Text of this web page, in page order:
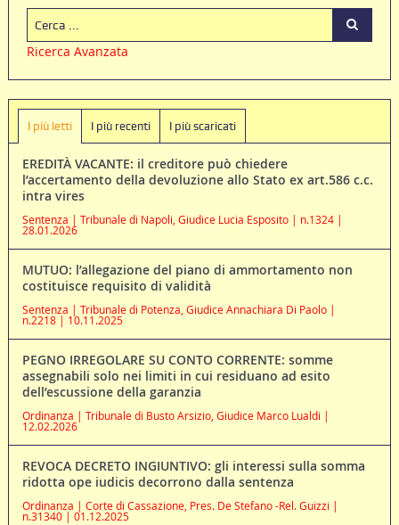
Ricerca Avanzata
I più letti I più recenti I più scaricati
EREDITÀ VACANTE: il creditore può chiedere
l’accertamento della devoluzione allo Stato ex art.586 c.c.
intra vires
Sentenza | Tribunale di Napoli, Giudice Lucia Esposito | n.1324 |
28.01.2026
MUTUO: l’allegazione del piano di ammortamento non
costituisce requisito di validità
Sentenza | Tribunale di Potenza, Giudice Annachiara Di Paolo |
n.2218 | 10.11.2025
PEGNO IRREGOLARE SU CONTO CORRENTE: somme
assegnabili solo nei limiti in cui residuano ad esito
dell’escussione della garanzia
Ordinanza | Tribunale di Busto Arsizio, Giudice Marco Lualdi |
12.02.2026
REVOCA DECRETO INGIUNTIVO: gli interessi sulla somma
ridotta ope iudicis decorrono dalla sentenza
Ordinanza | Corte di Cassazione, Pres. De Stefano -Rel. Guizzi |
n.31340 | 01.12.2025